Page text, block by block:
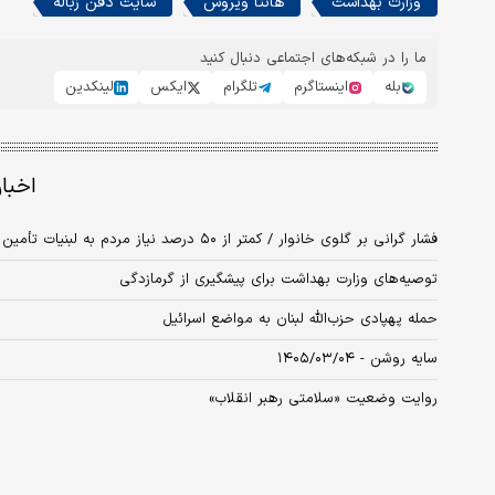
ما را در شبکه‌های اجتماعی دنبال کنید
بله
اینستاگرم تلگرام ایکس لینکدین
فشار گرانی بر گلوی خانوار / کمتر از ۵۰ درصد نیاز مردم به لبنیات تأمین می‌شود
توصیه‌های وزارت بهداشت برای پیشگیری از گرمازدگی
حمله پهپادی حزب‌الله لبنان به مواضع اسرائیل
سایه روشن - ۱۴۰۵/۰۳/۰۴
روایت وضعیت «سلامتی رهبر انقلاب»